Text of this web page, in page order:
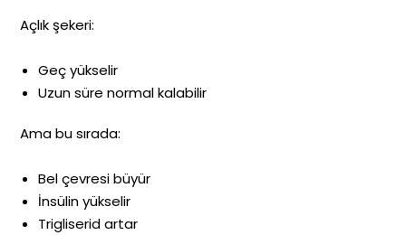
Açlık şekeri:
Geç yükselir
Uzun süre normal kalabilir
Ama bu sırada:
Bel çevresi büyür
İnsülin yükselir
Trigliserid artar